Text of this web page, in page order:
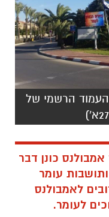
הרשמי של
כונן דבר
עומר
לאמבולנס
לעומר.